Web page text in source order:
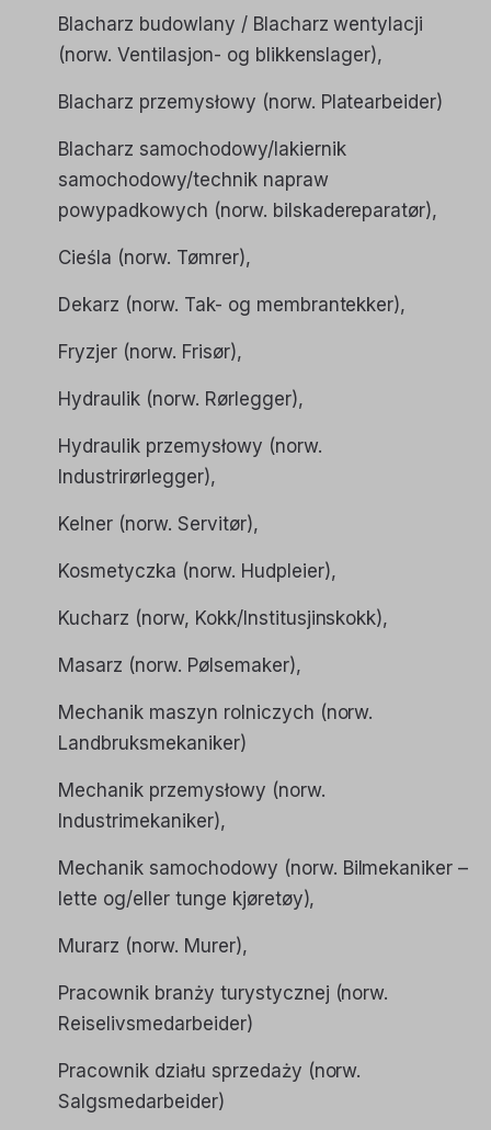
Blacharz budowlany / Blacharz wentylacji
(norw. Ventilasjon- og blikkenslager),
Blacharz przemysłowy (norw. Platearbeider)
Blacharz samochodowy/lakiernik
samochodowy/technik napraw
powypadkowych (norw. bilskadereparatør),
Cieśla (norw. Tømrer),
Dekarz (norw. Tak- og membrantekker),
Fryzjer (norw. Frisør),
Hydraulik (norw. Rørlegger),
Hydraulik przemysłowy (norw.
Industrirørlegger),
Kelner (norw. Servitør),
Kosmetyczka (norw. Hudpleier),
Kucharz (norw, Kokk/Institusjinskokk),
Masarz (norw. Pølsemaker),
Mechanik maszyn rolniczych (norw.
Landbruksmekaniker)
Mechanik przemysłowy (norw.
Industrimekaniker),
Mechanik samochodowy (norw. Bilmekaniker –
lette og/eller tunge kjøretøy),
Murarz (norw. Murer),
Pracownik branży turystycznej (norw.
Reiselivsmedarbeider)
Pracownik działu sprzedaży (norw.
Salgsmedarbeider)